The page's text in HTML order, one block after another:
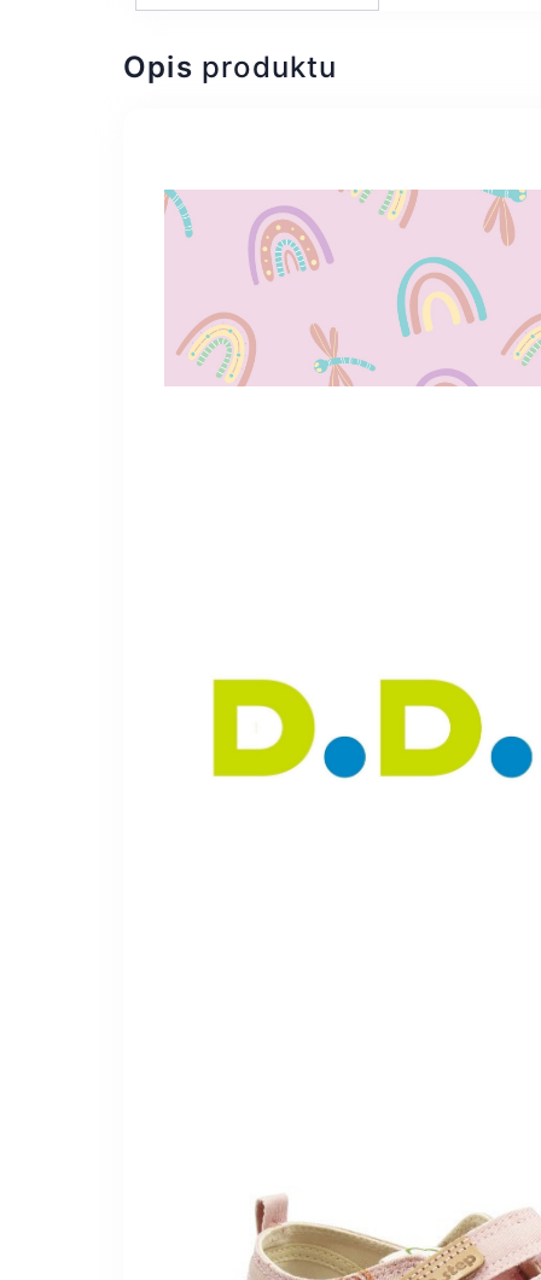
Opis produktu